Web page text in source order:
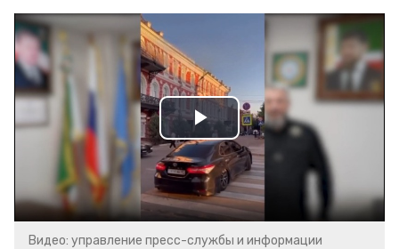
Play
Video
Видео: управление пресс-службы и информации